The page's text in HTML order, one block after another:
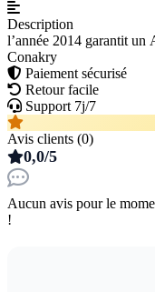
Description
l’année 2014 garantit un Anna la voiture est très bon
Conakry
Paiement sécurisé
Retour facile
Support 7j/7
Avis clients (0)
0,0/5
Aucun avis pour le
!